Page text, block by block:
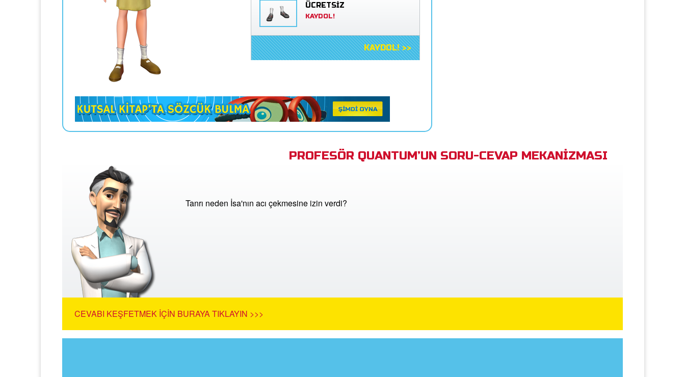
ÜCRETSİZ
KAYDOL!
KAYDOL! >>
PROFESÖR QUANTUM’UN SORU-CEVAP MEKANİZMASI
Tanrı neden İsa'nın acı çekmesine izin verdi?
CEVABI KEŞFETMEK İÇIN BURAYA TIKLAYIN >>>